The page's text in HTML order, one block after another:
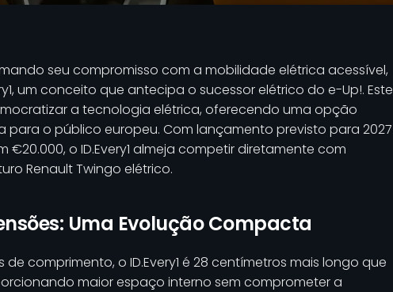
seu compromisso com a mobilidade elétrica acessível,
um conceito que antecipa o sucessor elétrico do e-Up!. Este
a tecnologia elétrica, oferecendo uma opção
para o público europeu. Com lançamento previsto para 2027
€20.000, o ID.Every1 almeja competir diretamente com
Renault Twingo elétrico.
Uma Evolução Compacta
de comprimento, o ID.Every1 é 28 centímetros mais longo que
maior espaço interno sem comprometer a